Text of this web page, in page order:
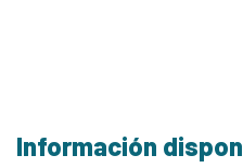
Información